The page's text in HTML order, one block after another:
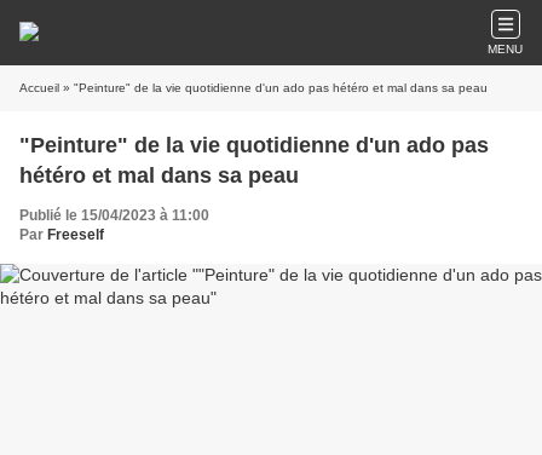
MENU
Accueil » "Peinture" de la vie quotidienne d'un ado pas hétéro et mal dans sa peau
"Peinture" de la vie quotidienne d'un ado pas
hétéro et mal dans sa peau
Publié le 15/04/2023 à 11:00
Par Freeself